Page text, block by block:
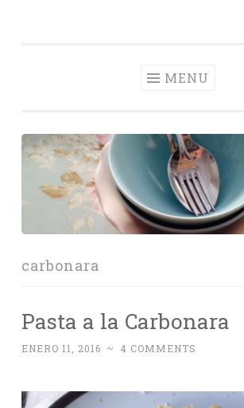
MENU
carbonara
Pasta a la Carbonara
ENERO 11, 2016 ~ 4 COMMENTS